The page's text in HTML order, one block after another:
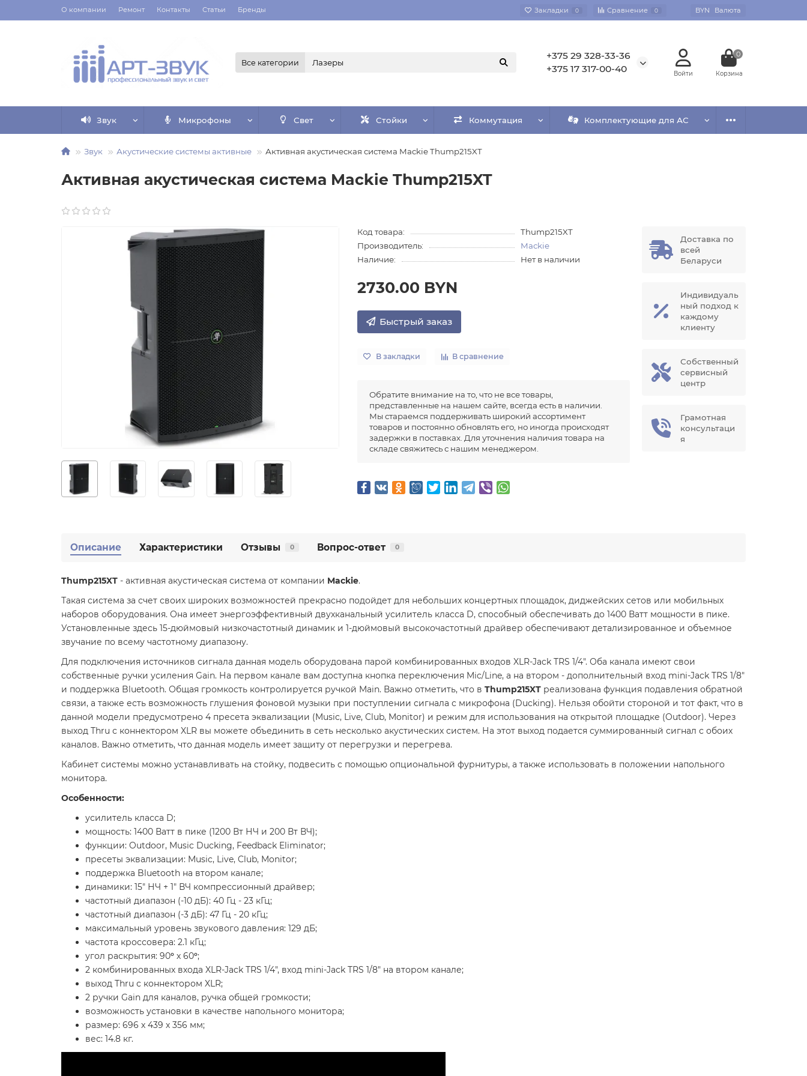
О компании Ремонт Контакты Статьи Бренды Закладки 0 Сравнение 0 BYN Валюта
Все категории
+375 29 328-33-36
+375 17 317-00-40
0
Звук Микрофоны Свет Стойки Коммутация Комплектующие для АС
Звук Акустические системы активные Активная акустическая система Mackie Thump215XT
Активная акустическая система Mackie Thump215XT
Код товара:
Thump215XT
Производитель:
Mackie
Наличие:
Нет в наличии
2730.00 BYN
Быстрый заказ
В закладки В сравнение
Обратите внимание на то, что не все товары,
представленные на нашем сайте, всегда есть в наличии.
Мы стараемся поддерживать широкий ассортимент
товаров и постоянно обновлять его, но иногда происходят
задержки в поставках. Для уточнения наличия товара на
складе свяжитесь с нашим менеджером.
Доставка по
всей
Беларуси
Индивидуаль
ный подход к
каждому
клиенту
Собственный
сервисный
центр
Грамотная
консультаци
я
Описание Характеристики Отзывы 0 Вопрос-ответ 0
Thump215XT - активная акустическая система от компании Mackie.
Такая система за счет своих широких возможностей прекрасно подойдет для небольших концертных площадок, диджейских сетов или мобильных
наборов оборудования. Она имеет энергоэффективный двухканальный усилитель класса D, способный обеспечивать до 1400 Ватт мощности в пике.
Установленные здесь 15-дюймовый низкочастотный динамик и 1-дюймовый высокочастотный драйвер обеспечивают детализированное и объемное
звучание по всему частотному диапазону.
Для подключения источников сигнала данная модель оборудована парой комбинированных входов XLR-Jack TRS 1/4". Оба канала имеют свои
собственные ручки усиления Gain. На первом канале вам доступна кнопка переключения Mic/Line, а на втором - дополнительный вход mini-Jack TRS 1/8"
и поддержка Bluetooth. Общая громкость контролируется ручкой Main. Важно отметить, что в Thump215XT реализована функция подавления обратной
связи, а также есть возможность глушения фоновой музыки при поступлении сигнала с микрофона (Ducking). Нельзя обойти стороной и тот факт, что в
данной модели предусмотрено 4 пресета эквализации (Music, Live, Club, Monitor) и режим для использования на открытой площадке (Outdoor). Через
выход Thru с коннектором XLR вы можете объединить в сеть несколько акустических систем. На этот выход подается суммированный сигнал с обоих
каналов. Важно отметить, что данная модель имеет защиту от перегрузки и перегрева.
Кабинет системы можно устанавливать на стойку, подвесить с помощью опциональной фурнитуры, а также использовать в положении напольного
монитора.
Особенности:
усилитель класса D;
мощность: 1400 Ватт в пике (1200 Вт НЧ и 200 Вт ВЧ);
функции: Outdoor, Music Ducking, Feedback Eliminator;
пресеты эквализации: Music, Live, Club, Monitor;
поддержка Bluetooth на втором канале;
динамики: 15" НЧ + 1" ВЧ компрессионный драйвер;
частотный диапазон (-10 дБ): 40 Гц - 23 кГц;
частотный диапазон (-3 дБ): 47 Гц - 20 кГц;
максимальный уровень звукового давления: 129 дБ;
частота кроссовера: 2.1 кГц;
угол раскрытия: 90° х 60°;
2 комбинированных входа XLR-Jack TRS 1/4", вход mini-Jack TRS 1/8" на втором канале;
выход Thru с коннектором XLR;
2 ручки Gain для каналов, ручка общей громкости;
возможность установки в качестве напольного монитора;
размер: 696 х 439 х 356 мм;
вес: 14.8 кг.